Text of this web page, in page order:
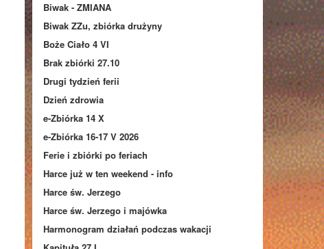
Biwak - ZMIANA
Biwak ZZu, zbiórka drużyny
Boże Ciało 4 VI
Brak zbiórki 27.10
Drugi tydzień ferii
Dzień zdrowia
e-Zbiórka 14 X
e-Zbiórka 16-17 V 2026
Ferie i zbiórki po feriach
Harce już w ten weekend - info
Harce św. Jerzego
Harce św. Jerzego i majówka
Harmonogram działań podczas wakacji